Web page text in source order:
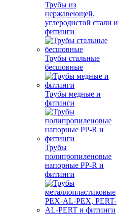
Трубы из
нержавеющей,
углеродистой стали и
фитинги
Трубы стальные
бесшовные
Трубы медные и
фитинги
Трубы
полипропиленовые
напорные PP-R и
фитинги